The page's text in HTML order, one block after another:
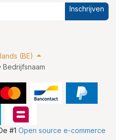
Inschrijven
(BE)
#1Open source e-commerce